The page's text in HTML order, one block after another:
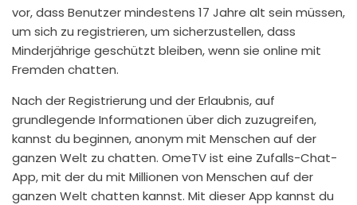
vor, dass Benutzer mindestens 17 Jahre alt sein müssen,
um sich zu registrieren, um sicherzustellen, dass
Minderjährige geschützt bleiben, wenn sie online mit
Fremden chatten.
Nach der Registrierung und der Erlaubnis, auf
grundlegende Informationen über dich zuzugreifen,
kannst du beginnen, anonym mit Menschen auf der
ganzen Welt zu chatten. OmeTV ist eine Zufalls-Chat-
App, mit der du mit Millionen von Menschen auf der
ganzen Welt chatten kannst. Mit dieser App kannst du